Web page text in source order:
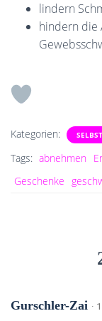
lindern
hindern die
Kategorien:
Tags: abnehmen
Geschenke
Gurschler-Zai ·